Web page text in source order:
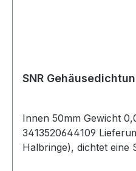
Innen 50mm Gewicht
3413520644109
Halbringe), dichtet eine